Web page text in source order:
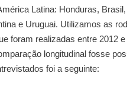
Latina: Honduras,
e Uruguai. Utilizamos as
foram realizadas entre 2012
longitudinal fosse
foi a seguinte: